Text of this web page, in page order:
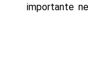
importante